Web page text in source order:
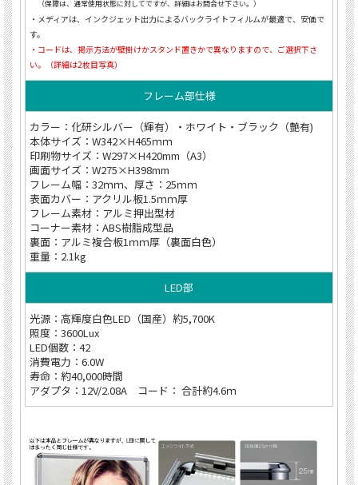
（保障は、通常使用状態に対してですが、詳細はお問合せ下さい。）
・メディアは、インクジェット出力によるバックライトフィルムが最適で、安価で
す。
・コードは、掲示方法が壁掛けかスタンド置きかで異なりますので、ご選択下さ
い。（詳細は2枚目写真）
フレーム部仕様
カラー：化研シルバー（輝有）・ホワイト・ブラック（艶有)
本体サイズ：W342×H465ｍｍ
印刷物サイズ：W297×H420mm（A3）
画面サイズ：W275×H398mm
フレーム幅：32ｍｍ、厚さ：25ｍｍ
表面カバー：アクリル板1.5ｍｍ厚
フレーム素材：アルミ押出型材
コーナー素材：ABS樹脂成型品
裏面：アルミ複合板1ｍｍ厚（裏面白色）
重量：2.1kg
LED部
光源：高輝度白色LED（国産）約5,700K
照度：3600Lux
LED個数：42
消費電力：6.0W
寿命：約40,000時間
アダプタ：12V/2.08A コード： 合計約4.6ｍ